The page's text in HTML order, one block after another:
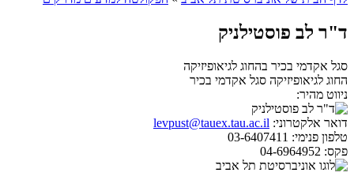
ד"ר לב פוסטילניק
סגל אקדמי בכיר בהחוג לגיאופיזיקה
החוג לגיאופיזיקה סגל אקדמי בכיר
ניווט מהיר:
דואר אלקטרוני: levpust@tauex.tau.ac.il
טלפון פנימי:
פקס: